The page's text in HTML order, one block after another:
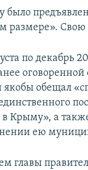
было
размере».
по декабрь
обещал
в Крыму», а
ею
главы